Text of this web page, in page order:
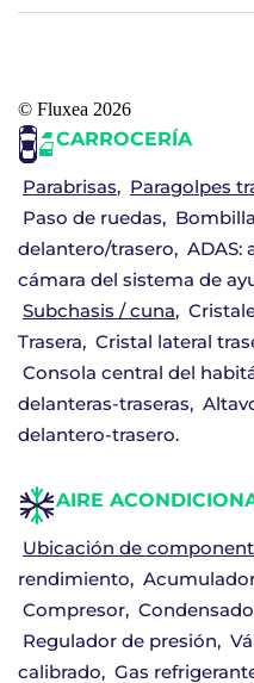
© Fluxea 2026
CARROCERÍA
Parabrisas Paragolpes
Paso de ruedas
delantero/trasero
ADAS:
cámara del sistema de
Subchasis / cuna
Trasera
Cristal lateral
Consola central del
delanteras-traseras
delantero-trasero.
AIRE
Ubicación de
rendimiento
Compresor
Regulador de presión
calibrado
Gas